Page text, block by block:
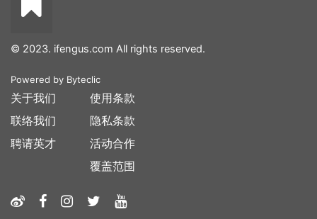
© 2023. ifengus.com All rights reserved.
Powered by Byteclic
关于我们
联络我们
聘请英才
使用条款
隐私条款
活动合作
覆盖范围